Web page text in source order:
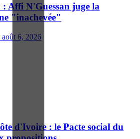
: Affi N'Guessan juge la
"inachevée"
août 6, 2026
d'Ivoire : le Pacte social du